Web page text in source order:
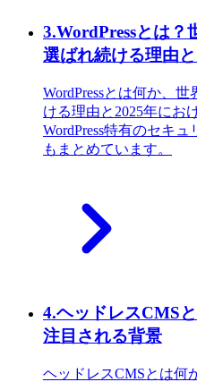
3.WordPressとは？
選ばれ続ける理由
WordPressとは何か、
ける理由と2025年にお
WordPress特有のセキ
もまとめています。
4.ヘッドレスCMS
注目される背景
ヘッドレスCMSとは何